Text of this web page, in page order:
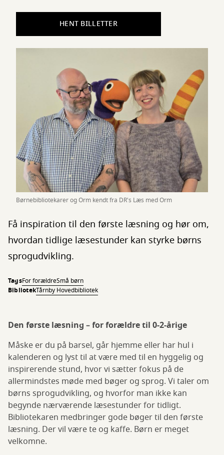
Børnebibliotekarer og Orm kendt fra DR's Læs med Orm
HENT BILLETTER
Få inspiration til den første læsning og hør om,
hvordan tidlige læsestunder kan styrke børns
sprogudvikling.
TagsFor forældreSmå børn
BibliotekTårnby Hovedbibliotek
Den første læsning – for forældre til 0-2-årige
Måske er du på barsel, går hjemme eller har hul i
kalenderen og lyst til at være med til en hyggelig og
inspirerende stund, hvor vi sætter fokus på de
allermindstes møde med bøger og sprog. Vi taler om
børns sprogudvikling, og hvorfor man ikke kan
begynde nærværende læsestunder for tidligt.
Bibliotekaren medbringer gode bøger til den første
læsning. Der vil være te og kaffe. Børn er meget
velkomne.